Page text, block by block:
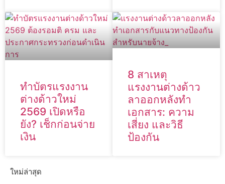
ทำบัตรแรงงาน
ต่างด้าวใหม่
2569 เปิดหรือ
ยัง? เช็กก่อนจ่าย
เงิน
8 สาเหตุ
แรงงานต่างด้าว
ลาออกหลังทำ
เอกสาร: ความ
เสี่ยง และวิธี
ป้องกัน
ใหม่ล่าสุด